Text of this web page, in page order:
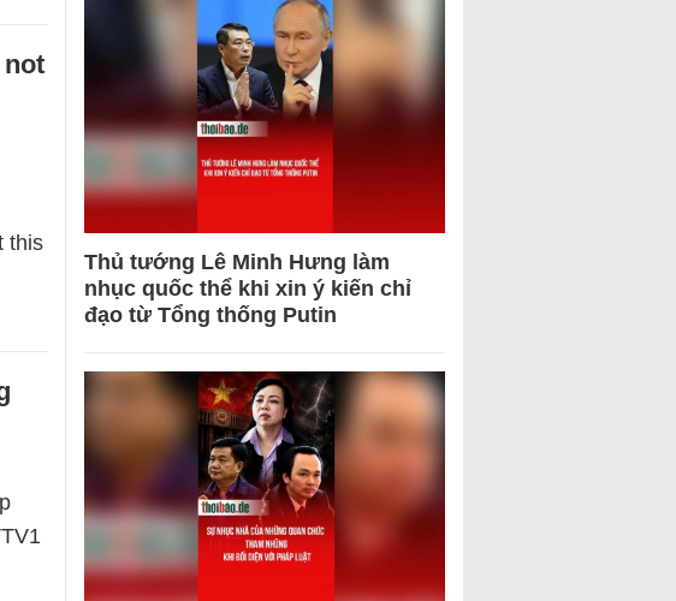
not
this
Thủ tướng Lê Minh Hưng làm
nhục quốc thể khi xin ý kiến chỉ
đạo từ Tổng thống Putin